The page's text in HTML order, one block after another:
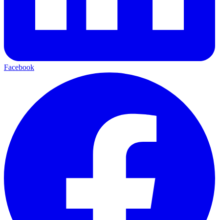
Facebook